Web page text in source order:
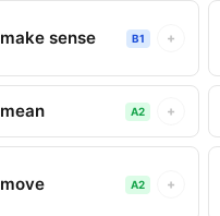
make sense B1 +
mean A2 +
move A2 +